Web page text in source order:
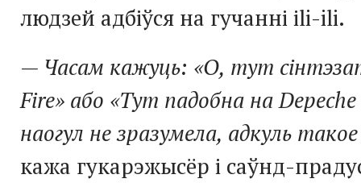
людзей адбіўся на гучанні іli-ili.
— Часам кажуць: «О, тут
Fire» або «Тут падобна на
наогул не зразумела, адкуль
кажа гукарэжысёр і саўнд-